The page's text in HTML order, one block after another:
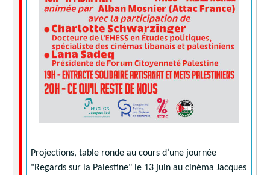
Projections, table ronde au cours d’une journée
"Regards sur la Palestine" le 13 juin au cinéma Jacques